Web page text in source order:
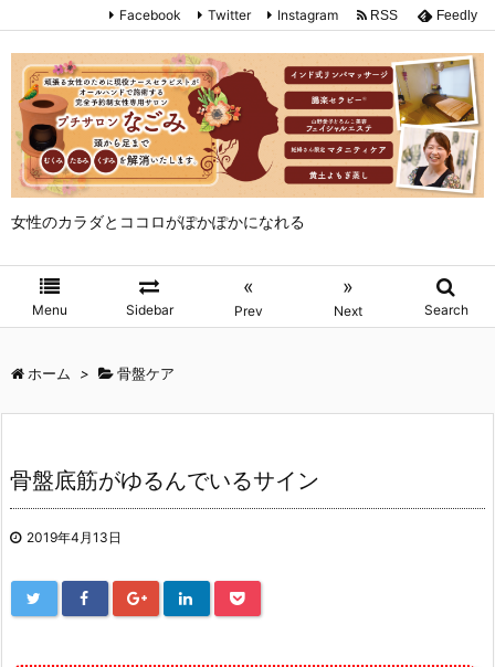
女性のカラダとココロがぽかぽかになれる
Menu Sidebar
«
Prev
»
Next Search
Facebook Twitter Instagram RSS Feedly
ホーム > 骨盤ケア
骨盤底筋がゆるんでいるサイン
2019年4月13日